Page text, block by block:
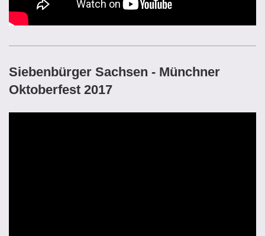
Siebenbürger Sachsen - Münchner
Oktoberfest 2017